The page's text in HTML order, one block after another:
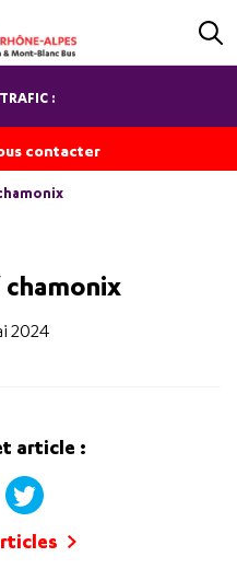
:
contacter
2024
article :